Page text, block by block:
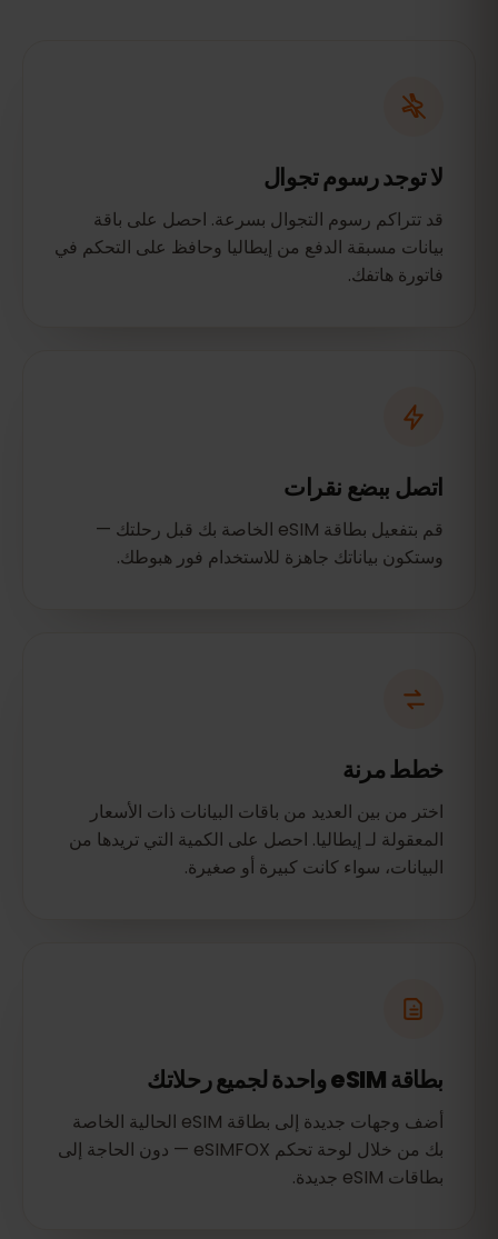
لا توجد رسوم تجوال
قد تتراكم رسوم التجوال بسرعة. احصل على باقة
بيانات مسبقة الدفع من إيطاليا وحافظ على التحكم في
فاتورة هاتفك.
اتصل ببضع نقرات
قم بتفعيل بطاقة eSIM الخاصة بك قبل رحلتك —
وستكون بياناتك جاهزة للاستخدام فور هبوطك.
خطط مرنة
اختر من بين العديد من باقات البيانات ذات الأسعار
المعقولة لـ إيطاليا. احصل على الكمية التي تريدها من
البيانات، سواء كانت كبيرة أو صغيرة.
بطاقة eSIM واحدة لجميع رحلاتك
أضف وجهات جديدة إلى بطاقة eSIM الحالية الخاصة
بك من خلال لوحة تحكم eSIMFOX — دون الحاجة إلى
بطاقات eSIM جديدة.